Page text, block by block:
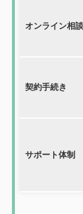
オンライン相
契約手続き
サポート体制